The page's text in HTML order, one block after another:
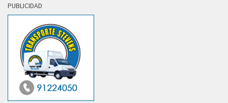
PUBLICIDAD